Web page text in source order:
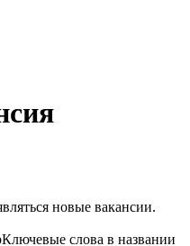
новые вакансии.
Ключевые слова в названии